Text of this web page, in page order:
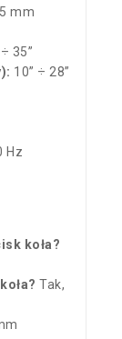
mm
35”
10” ÷ 28”
Hz
koła?
Tak,